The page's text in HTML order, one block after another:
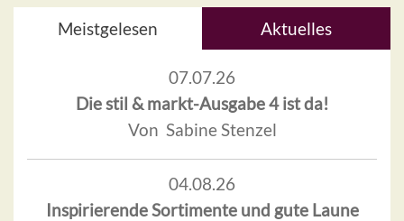
Meistgelesen Aktuelles
07.07.26
Die stil & markt-Ausgabe 4 ist da!
Von Sabine Stenzel
04.08.26
Inspirierende Sortimente und gute Laune